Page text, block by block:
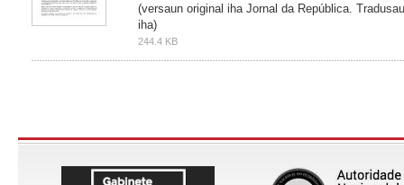
(versaun original iha Jornal da República.
iha)
244.4 KB